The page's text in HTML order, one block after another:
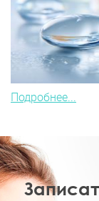
Подробнее...